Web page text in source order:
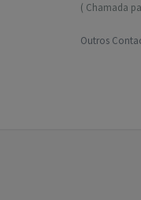
( Chamada
Outros